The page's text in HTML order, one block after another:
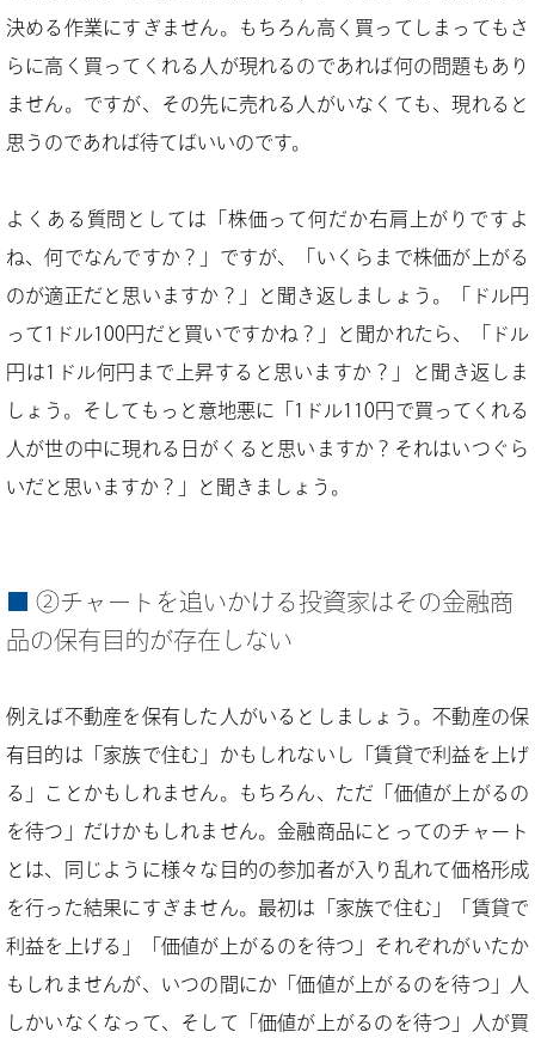
決める作業にすぎません。もちろん高く買ってしまってもさ
らに高く買ってくれる人が現れるのであれば何の問題もあり
ません。ですが、その先に売れる人がいなくても、現れると
思うのであれば待てばいいのです。
よくある質問としては「株価って何だか右肩上がりですよ
ね、何でなんですか？」ですが、「いくらまで株価が上がる
のが適正だと思いますか？」と聞き返しましょう。「ドル円
って1ドル100円だと買いですかね？」と聞かれたら、「ドル
円は1ドル何円まで上昇すると思いますか？」と聞き返しま
しょう。そしてもっと意地悪に「1ドル110円で買ってくれる
人が世の中に現れる日がくると思いますか？それはいつぐら
いだと思いますか？」と聞きましょう。
②チャートを追いかける投資家はその金融商
品の保有目的が存在しない
例えば不動産を保有した人がいるとしましょう。不動産の保
有目的は「家族で住む」かもしれないし「賃貸で利益を上げ
る」ことかもしれません。もちろん、ただ「価値が上がるの
を待つ」だけかもしれません。金融商品にとってのチャート
とは、同じように様々な目的の参加者が入り乱れて価格形成
を行った結果にすぎません。最初は「家族で住む」「賃貸で
利益を上げる」「価値が上がるのを待つ」それぞれがいたか
もしれませんが、いつの間にか「価値が上がるのを待つ」人
しかいなくなって、そして「価値が上がるのを待つ」人が買